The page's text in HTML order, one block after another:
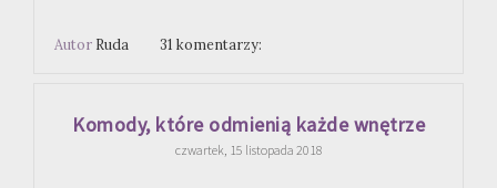
Autor Ruda 31 komentarzy:
Komody, które odmienią każde wnętrze
czwartek, 15 listopada 2018